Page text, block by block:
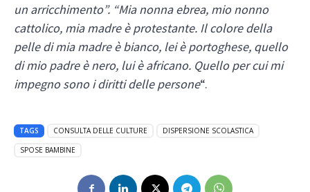
un arricchimento”. “Mia nonna ebrea, mio nonno
cattolico, mia madre è protestante. Il colore della
pelle di mia madre è bianco, lei è portoghese, quello
di mio padre è nero, lui è africano. Quello per cui mi
impegno sono i diritti delle persone“.
TAGS CONSULTA DELLE CULTURE
DISPERSIONE SCOLASTICA
SPOSE BAMBINE